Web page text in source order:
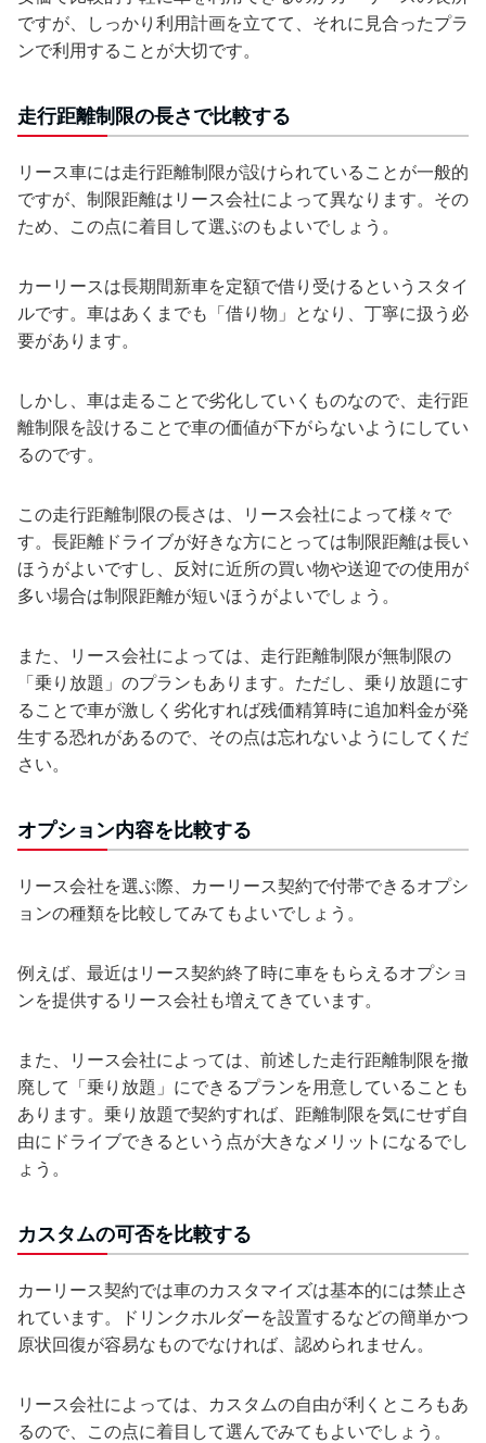
ですが、しっかり利用計画を立てて、それに見合ったプラ
ンで利用することが大切です。
走行距離制限の長さで比較する
リース車には走行距離制限が設けられていることが一般的
ですが、制限距離はリース会社によって異なります。その
ため、この点に着目して選ぶのもよいでしょう。
カーリースは長期間新車を定額で借り受けるというスタイ
ルです。車はあくまでも「借り物」となり、丁寧に扱う必
要があります。
しかし、車は走ることで劣化していくものなので、走行距
離制限を設けることで車の価値が下がらないようにしてい
るのです。
この走行距離制限の長さは、リース会社によって様々で
す。長距離ドライブが好きな方にとっては制限距離は長い
ほうがよいですし、反対に近所の買い物や送迎での使用が
多い場合は制限距離が短いほうがよいでしょう。
また、リース会社によっては、走行距離制限が無制限の
「乗り放題」のプランもあります。ただし、乗り放題にす
ることで車が激しく劣化すれば残価精算時に追加料金が発
生する恐れがあるので、その点は忘れないようにしてくだ
さい。
オプション内容を比較する
リース会社を選ぶ際、カーリース契約で付帯できるオプシ
ョンの種類を比較してみてもよいでしょう。
例えば、最近はリース契約終了時に車をもらえるオプショ
ンを提供するリース会社も増えてきています。
また、リース会社によっては、前述した走行距離制限を撤
廃して「乗り放題」にできるプランを用意していることも
あります。乗り放題で契約すれば、距離制限を気にせず自
由にドライブできるという点が大きなメリットになるでし
ょう。
カスタムの可否を比較する
カーリース契約では車のカスタマイズは基本的には禁止さ
れています。ドリンクホルダーを設置するなどの簡単かつ
原状回復が容易なものでなければ、認められません。
リース会社によっては、カスタムの自由が利くところもあ
るので、この点に着目して選んでみてもよいでしょう。